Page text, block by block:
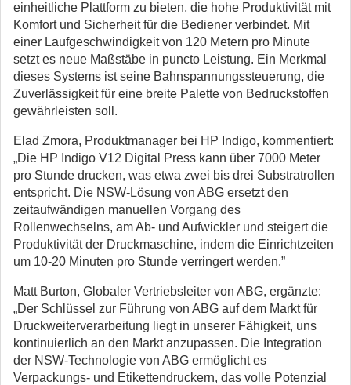
einheitliche Plattform zu bieten, die hohe Produktivität mit
Komfort und Sicherheit für die Bediener verbindet. Mit
einer Laufgeschwindigkeit von 120 Metern pro Minute
setzt es neue Maßstäbe in puncto Leistung. Ein Merkmal
dieses Systems ist seine Bahnspannungssteuerung, die
Zuverlässigkeit für eine breite Palette von Bedruckstoffen
gewährleisten soll.
Elad Zmora, Produktmanager bei HP Indigo, kommentiert:
„Die HP Indigo V12 Digital Press kann über 7000 Meter
pro Stunde drucken, was etwa zwei bis drei Substratrollen
entspricht. Die NSW-Lösung von ABG ersetzt den
zeitaufwändigen manuellen Vorgang des
Rollenwechselns, am Ab- und Aufwickler und steigert die
Produktivität der Druckmaschine, indem die Einrichtzeiten
um 10-20 Minuten pro Stunde verringert werden.”
Matt Burton, Globaler Vertriebsleiter von ABG, ergänzte:
„Der Schlüssel zur Führung von ABG auf dem Markt für
Druckweiterverarbeitung liegt in unserer Fähigkeit, uns
kontinuierlich an den Markt anzupassen. Die Integration
der NSW-Technologie von ABG ermöglicht es
Verpackungs- und Etikettendruckern, das volle Potenzial